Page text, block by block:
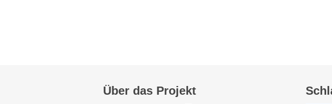
Über das Projekt